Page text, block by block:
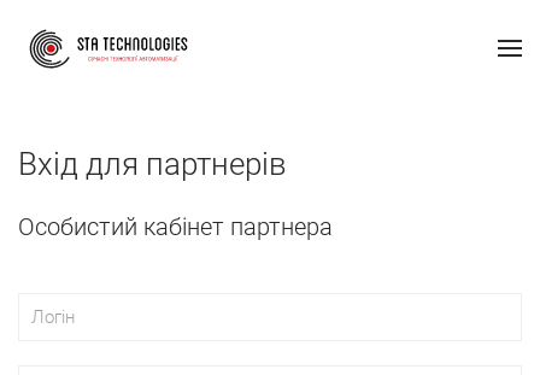
Вхід для партнерів
Особистий кабінет партнера